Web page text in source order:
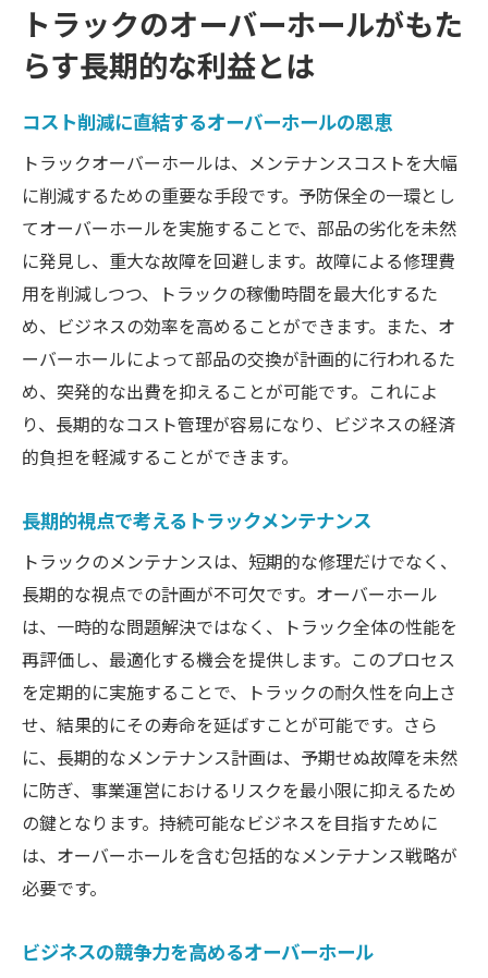
トラックのオーバーホールがもた
らす長期的な利益とは
コスト削減に直結するオーバーホールの恩恵
トラックオーバーホールは、メンテナンスコストを大幅
に削減するための重要な手段です。予防保全の一環とし
てオーバーホールを実施することで、部品の劣化を未然
に発見し、重大な故障を回避します。故障による修理費
用を削減しつつ、トラックの稼働時間を最大化するた
め、ビジネスの効率を高めることができます。また、オ
ーバーホールによって部品の交換が計画的に行われるた
め、突発的な出費を抑えることが可能です。これによ
り、長期的なコスト管理が容易になり、ビジネスの経済
的負担を軽減することができます。
長期的視点で考えるトラックメンテナンス
トラックのメンテナンスは、短期的な修理だけでなく、
長期的な視点での計画が不可欠です。オーバーホール
は、一時的な問題解決ではなく、トラック全体の性能を
再評価し、最適化する機会を提供します。このプロセス
を定期的に実施することで、トラックの耐久性を向上さ
せ、結果的にその寿命を延ばすことが可能です。さら
に、長期的なメンテナンス計画は、予期せぬ故障を未然
に防ぎ、事業運営におけるリスクを最小限に抑えるため
の鍵となります。持続可能なビジネスを目指すために
は、オーバーホールを含む包括的なメンテナンス戦略が
必要です。
ビジネスの競争力を高めるオーバーホール